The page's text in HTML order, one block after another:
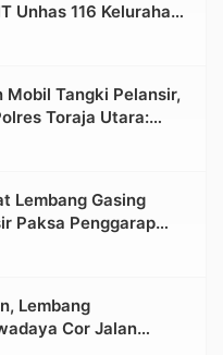
Unhas 116 Kelurahan
Papan
Mobil Tangki Pelansir,
Toraja Utara:
Transparan
Lembang Gasing
Paksa Penggarap
Hutan
Lembang
Cor Jalan